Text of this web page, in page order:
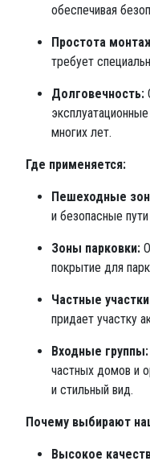
обеспечивая
Простота
требует
Долговечность:
многих лет.
Где применяется:
Пешеходные
и безопасные
Зоны парковки:
покрытие для
Частные
придает участку
Входные группы:
частных домов и
и стильный вид.
Почему выбирают
Высокое